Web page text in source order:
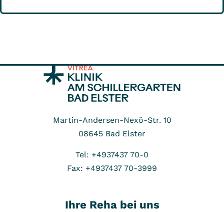
Martin-Andersen-Nexö-Str. 10
08645 Bad Elster
Tel: +4937437 70-0
Fax: +4937437 70-3999
Ihre Reha bei uns